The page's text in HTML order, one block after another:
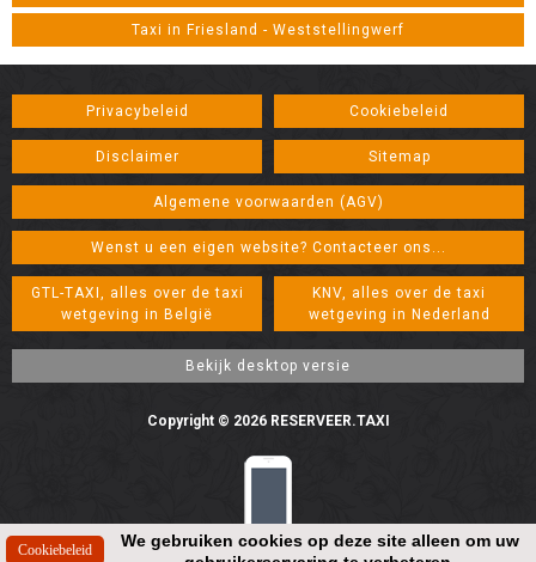
We gebruiken cookies op deze site alleen om uw
Taxi in Friesland - Weststellingwerf
Privacybeleid Cookiebeleid
Disclaimer Sitemap
Algemene voorwaarden (AGV)
Wenst u een eigen website? Contacteer ons...
GTL-TAXI, alles over de taxi
wetgeving in België
KNV, alles over de taxi
wetgeving in Nederland
Copyright © 2026 RESERVEER.TAXI